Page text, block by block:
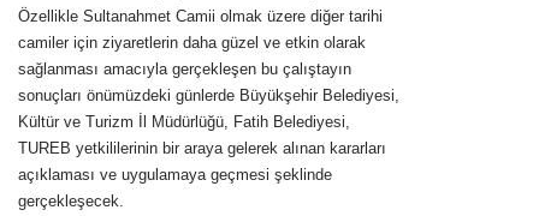
Özellikle Sultanahmet Camii olmak üzere diğer tarihi
camiler için ziyaretlerin daha güzel ve etkin olarak
sağlanması amacıyla gerçekleşen bu çalıştayın
sonuçları önümüzdeki günlerde Büyükşehir Belediyesi,
Kültür ve Turizm İl Müdürlüğü, Fatih Belediyesi,
TUREB yetkililerinin bir araya gelerek alınan kararları
açıklaması ve uygulamaya geçmesi şeklinde
gerçekleşecek.